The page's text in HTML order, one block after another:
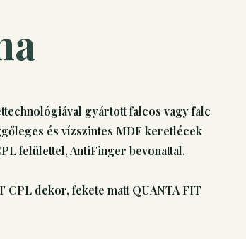
gyártott falcos vagy falc
és vízszintes MDF keretlécek
felülettel, AntiFinger bevonattal.
CPL dekor, fekete matt QUANTA FIT